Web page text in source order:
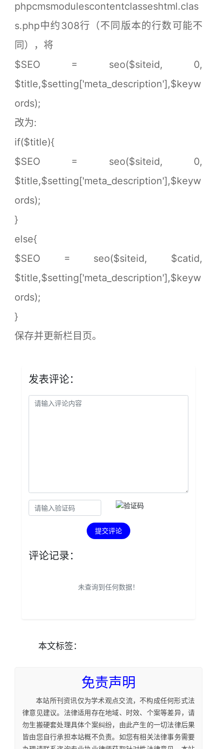
phpcmsmodulescontentclasseshtml.clas
s.php中约308行（不同版本的行数可能不
同），将
$SEO = seo($siteid, 0,
$title,$setting['meta_description'],$keyw
ords);
改为:
if($title){
$SEO = seo($siteid, 0,
$title,$setting['meta_description'],$keyw
ords);
}
else{
$SEO = seo($siteid, $catid,
$title,$setting['meta_description'],$keyw
ords);
}
保存并更新栏目页。
发表评论：
提交评论
评论记录：
未查询到任何数据！
本文标签：
免责声明
本站所刊资讯仅为学术观点交流，不构成任何形式法
律意见建议。法律适用存在地域、时效、个案等差异，请
勿生搬硬套处理具体个案纠纷，由此产生的一切法律后果
皆由您自行承担本站概不负责。如您有相关法律事务需要